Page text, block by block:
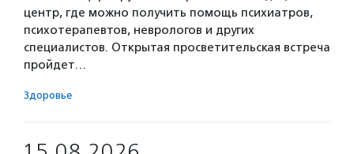
центр, где можно получить помощь психиатров,
психотерапевтов, неврологов и других
специалистов. Открытая просветительская встреча
пройдет…
Здоровье